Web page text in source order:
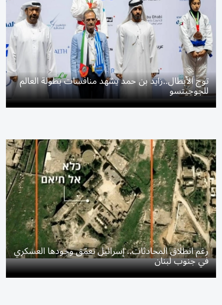
توج الأبطال..زايد بن حمد يشهد منافسات بطولة العالم
للجوجيتسو
رغم انطلاق المحادثات.. إسرائيل تعمّق وجودها العسكري
في جنوب لبنان